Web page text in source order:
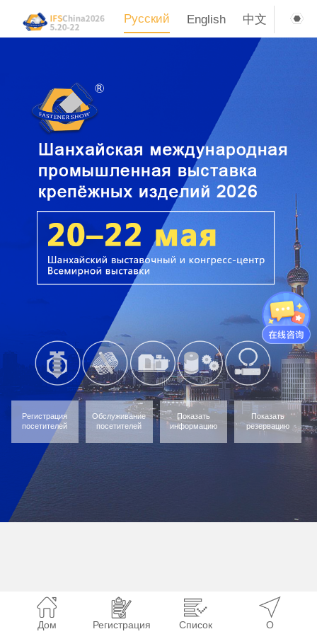
Русский English 中文
Регистрация
посетителей
Обслуживание
посетителей
Показать
информацию
Показать
резервацию
Дом Регистрация
Список
О